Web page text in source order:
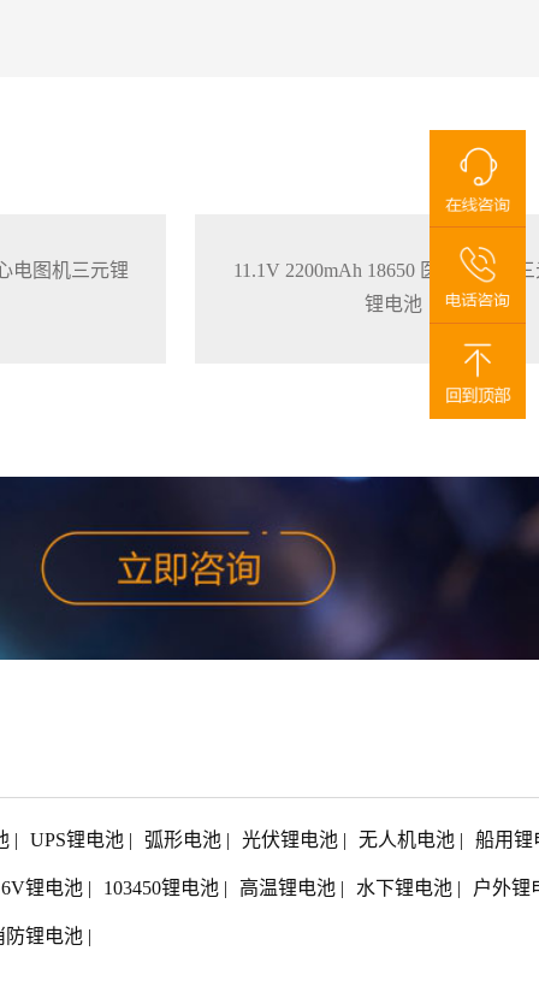
电图机三元锂
11.1V 2200mAh 18650 医疗监护仪
锂电池
| UPS锂电池 | 弧形电池 | 光伏锂电池 | 无人机电池 | 船用
锂电池 | 103450锂电池 | 高温锂电池 | 水下锂电池 | 户外锂
防锂电池 |